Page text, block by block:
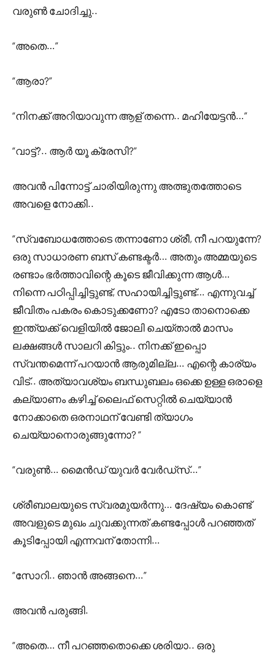
വരുൺ ചോദിച്ചു..
“അതെ…”
“ആരാ?”
“നിനക്ക് അറിയാവുന്ന ആള് തന്നെ.. മഹിയേട്ടൻ…”
“വാട്ട്?.. ആർ യൂ ക്രേസി?”
അവൻ പിന്നോട്ട് ചാരിയിരുന്നു അത്ഭുതത്തോടെ
അവളെ നോക്കി..
“സ്വബോധത്തോടെ തന്നാണോ ശ്രീ, നീ പറയുന്നേ?
ഒരു സാധാരണ ബസ് കണ്ടക്ടർ… അതും അമ്മയുടെ
രണ്ടാം ഭർത്താവിന്റെ കൂടെ ജീവിക്കുന്ന ആൾ…
നിന്നെ പഠിപ്പിച്ചിട്ടുണ്ട്, സഹായിച്ചിട്ടുണ്ട്… എന്നുവച്ച്
ജീവിതം പകരം കൊടുക്കണോ? എടോ താനൊക്കെ
ഇന്ത്യക്ക് വെളിയിൽ ജോലി ചെയ്‌താൽ മാസം
ലക്ഷങ്ങൾ സാലറി കിട്ടും.. നിനക്ക് ഇപ്പൊ
സ്വന്തമെന്ന് പറയാൻ ആരുമില്ല… എന്റെ കാര്യം
വിട്.. അത്യാവശ്യം ബന്ധുബലം ഒക്കെ ഉള്ള ഒരാളെ
കല്യാണം കഴിച്ച് ലൈഫ് സെറ്റിൽ ചെയ്യാൻ
നോക്കാതെ ഒരനാഥന് വേണ്ടി ത്യാഗം
ചെയ്യാനൊരുങ്ങുന്നോ? “
“വരുൺ… മൈൻഡ് യുവർ വേർഡ്‌സ്…”
ശ്രീബാലയുടെ സ്വരമുയർന്നു… ദേഷ്യം കൊണ്ട്
അവളുടെ മുഖം ചുവക്കുന്നത് കണ്ടപ്പോൾ പറഞ്ഞത്
കൂടിപ്പോയി എന്നവന് തോന്നി…
“സോറി.. ഞാൻ അങ്ങനെ…”
അവൻ പരുങ്ങി.
“അതെ… നീ പറഞ്ഞതൊക്കെ ശരിയാ.. ഒരു